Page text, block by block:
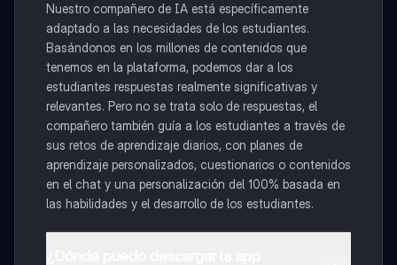
Nuestro compañero de IA está específicamente
adaptado a las necesidades de los estudiantes.
Basándonos en los millones de contenidos que
tenemos en la plataforma, podemos dar a los
estudiantes respuestas realmente significativas y
relevantes. Pero no se trata solo de respuestas, el
compañero también guía a los estudiantes a través de
sus retos de aprendizaje diarios, con planes de
aprendizaje personalizados, cuestionarios o contenidos
en el chat y una personalización del 100% basada en
las habilidades y el desarrollo de los estudiantes.